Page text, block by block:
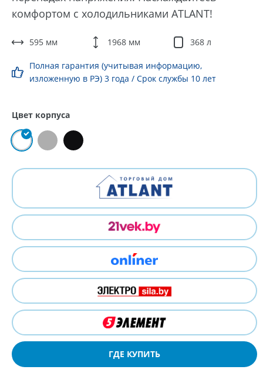
комфортом с холодильниками ATLANT!
595 мм 1968 мм 368 л
Полная гарантия (учитывая информацию,
изложенную в РЭ) 3 года / Срок службы 10 лет
Цвет корпуса
ГДЕ КУПИТЬ